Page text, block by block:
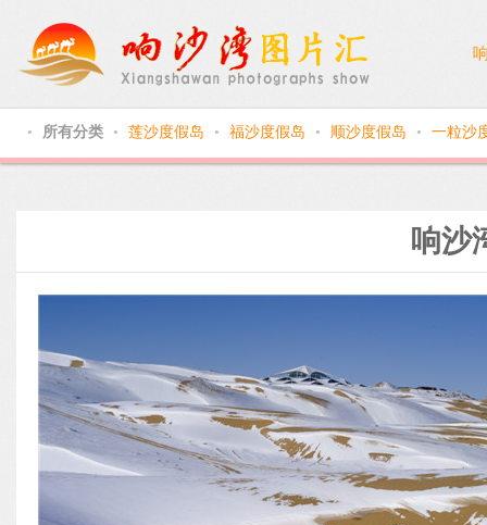
● 所有分类 ● 莲沙度假岛 ● 福沙度假岛 ● 顺沙度假岛 ● 一粒沙
响沙